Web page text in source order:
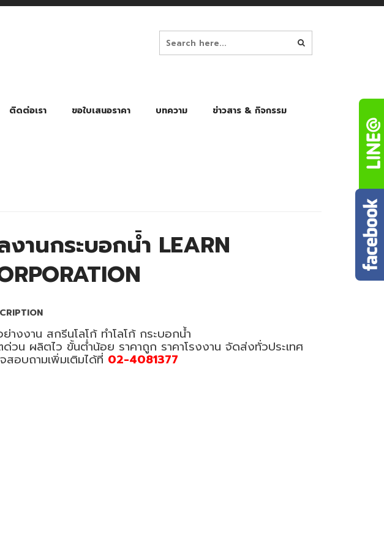
ติดต่อเรา ขอใบเสนอราคา บทความ ข่าวสาร & กิจกรรม
งานกระบอกน้ำ LEARN
างงาน สกรีนโลโก้ ทำโลโก้ กระบอกน้ำ
วน ผลิตไว ขั้นต่ำน้อย ราคาถูก ราคาโรงงาน จัดส่งทั่วประเทศ
สอบถามเพิ่มเติมได้ที่ 02-4081377